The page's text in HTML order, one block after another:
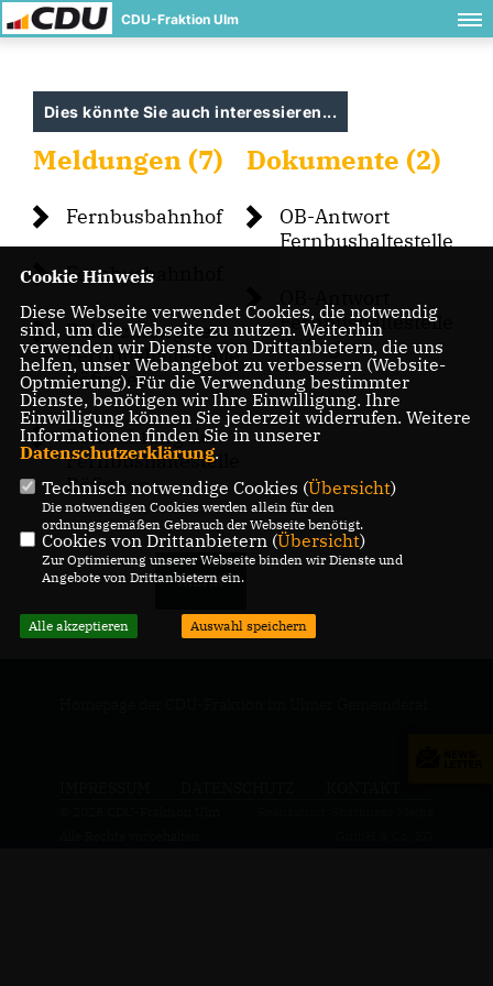
CDU-Fraktion Ulm
Dies könnte Sie auch interessieren...
Meldungen (7)
Fernbusbahnhof
Fernbusbahnhof
Beleuchtung der
Fernbushaltestelle
Böfingen
Beleuchtung der
Fernbushaltestelle
Böfingen
MEHR
Dokumente (2)
OB-Antwort
Fernbushaltestelle
Fernbushaltestelle
Böfingen
Cookie Hinweis
Diese Webseite verwendet Cookies, die notwendig
sind, um die Webseite zu nutzen. Weiterhin
verwenden wir Dienste von Drittanbietern, die uns
helfen, unser Webangebot zu verbessern (Website-
Optmierung). Für die Verwendung bestimmter
Dienste, benötigen wir Ihre Einwilligung. Ihre
Einwilligung können Sie jederzeit widerrufen. Weitere
Informationen finden Sie in unserer
Datenschutzerklärung.
Technisch notwendige Cookies (Übersicht)
Die notwendigen Cookies werden allein für den
ordnungsgemäßen Gebrauch der Webseite benötigt.
Cookies von Drittanbietern (Übersicht)
Zur Optimierung unserer Webseite binden wir Dienste und
Angebote von Drittanbietern ein.
Alle akzeptieren Auswahl speichern